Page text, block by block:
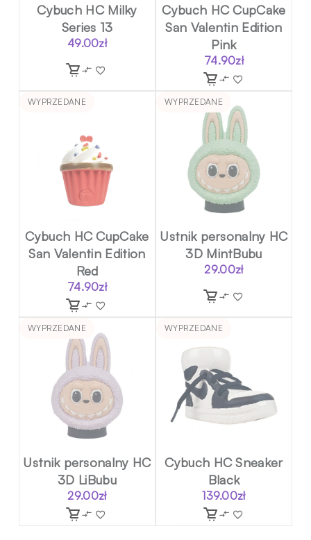
Cybuch HC Milky
Series 13
49.00zł
Cybuch HC CupCake
San Valentin Edition
Pink
74.90zł
WYPRZEDANE
Cybuch HC CupCake
San Valentin Edition
Red
74.90zł
WYPRZEDANE
Ustnik personalny HC
3D MintBubu
29.00zł
WYPRZEDANE
Ustnik personalny HC
3D LiBubu
29.00zł
WYPRZEDANE
Cybuch HC Sneaker
Black
139.00zł